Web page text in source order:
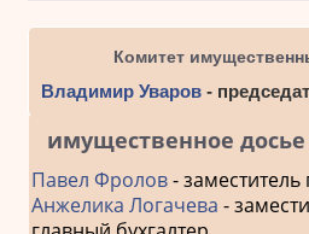
Комитет
Владимир Уваров-
имущественное досье
Павел Фролов- заместитель
Анжелика Логачева -